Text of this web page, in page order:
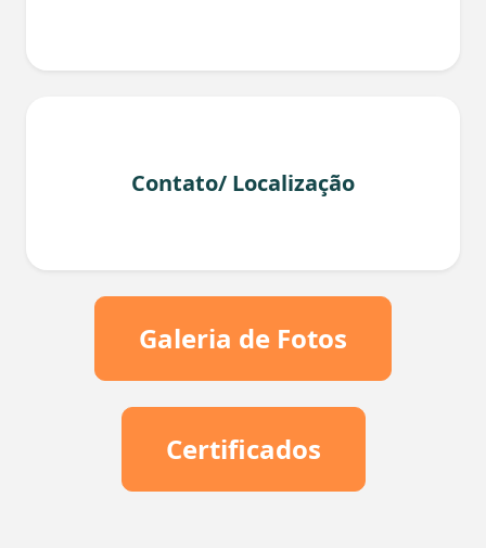
Contato/ Localização
Galeria de Fotos
Certificados